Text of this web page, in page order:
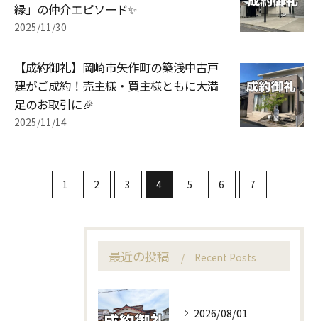
縁」の仲介エピソード✨
2025/11/30
【成約御礼】岡崎市矢作町の築浅中古戸
建がご成約！売主様・買主様ともに大満
足のお取引に🎉
2025/11/14
1 2 3 4 5 6 7
最近の投稿 Recent Posts
2026/08/01